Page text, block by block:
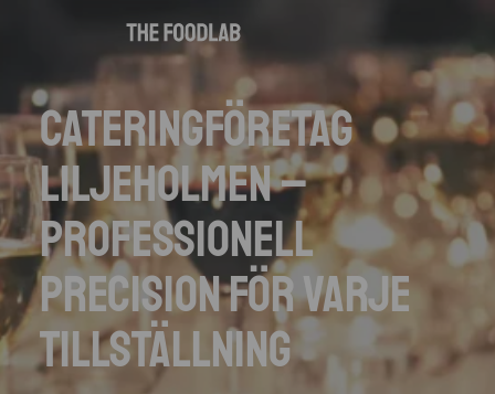
Cateringföretag
Liljeholmen –
Professionell
precision för varje
tillställning